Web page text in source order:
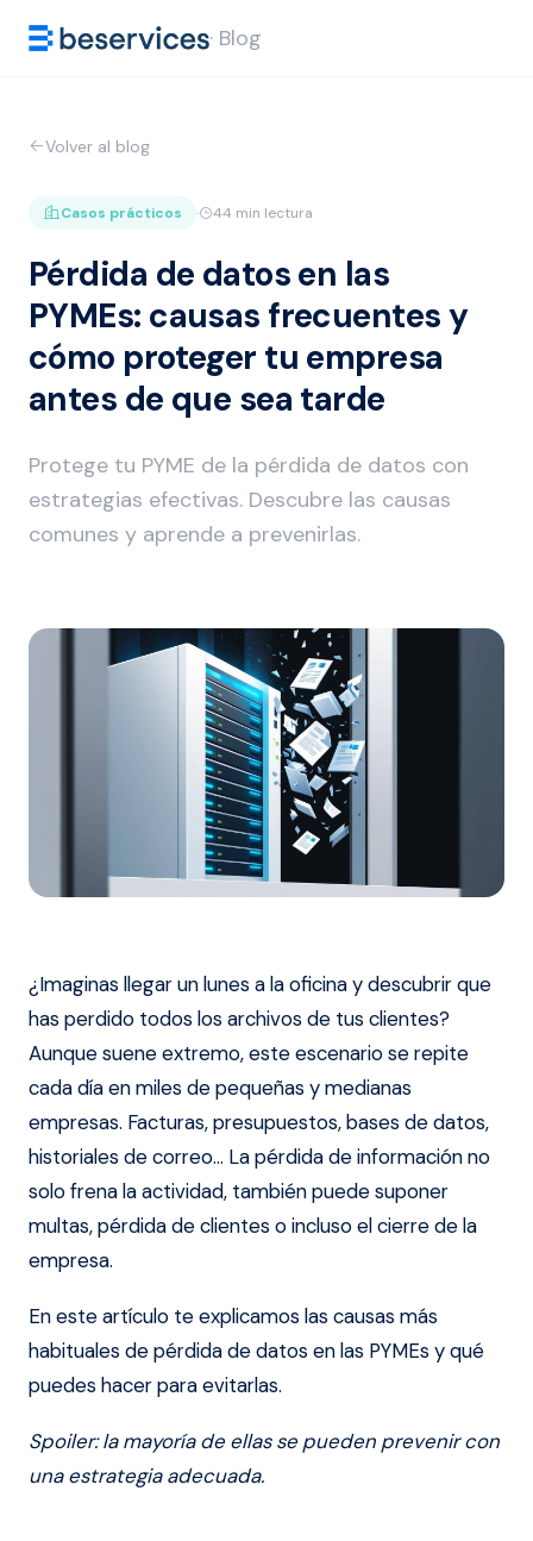
· Blog
Volver al blog
Casos prácticos · 44 min lectura
Pérdida de datos en las
PYMEs: causas frecuentes y
cómo proteger tu empresa
antes de que sea tarde
Protege tu PYME de la pérdida de datos con
estrategias efectivas. Descubre las causas
comunes y aprende a prevenirlas.
¿Imaginas llegar un lunes a la oficina y descubrir que
has perdido todos los archivos de tus clientes?
Aunque suene extremo, este escenario se repite
cada día en miles de pequeñas y medianas
empresas. Facturas, presupuestos, bases de datos,
historiales de correo… La pérdida de información no
solo frena la actividad, también puede suponer
multas, pérdida de clientes o incluso el cierre de la
empresa.
En este artículo te explicamos las causas más
habituales de pérdida de datos en las PYMEs y qué
puedes hacer para evitarlas.
Spoiler: la mayoría de ellas se pueden prevenir con
una estrategia adecuada.